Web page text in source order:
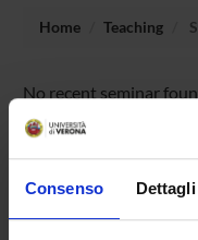
Consenso Dettagli
Home Teaching
No recent seminar
History (i+p) .
STUDYING